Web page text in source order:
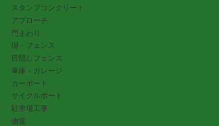
スタンプコンクリート
アプローチ
門まわり
塀・フェンス
目隠しフェンス
車庫・ガレージ
カーポート
サイクルポート
駐車場工事
物置